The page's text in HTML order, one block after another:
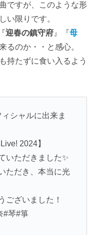
ですが、このような形
い限りです。
迎春の鎮守府』『母
るのか・・と感心。
持たずに食い入るよう
シャルに出来ま
2024】
いただきました✨
ただき、本当に光
ございました！
#琴#箏